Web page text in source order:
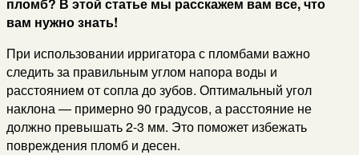
вам нужно знать!
При использовании ирригатора с пломбами важно
следить за правильным углом напора воды и
расстоянием от сопла до зубов. Оптимальный угол
наклона — примерно 90 градусов, а расстояние не
должно превышать 2-3 мм. Это поможет избежать
повреждения пломб и десен.